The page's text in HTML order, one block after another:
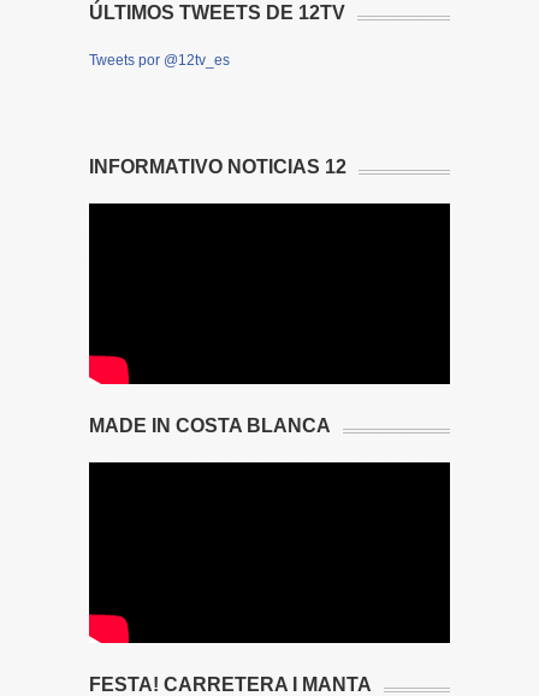
ÚLTIMOS TWEETS DE 12TV
Tweets por @12tv_es
INFORMATIVO NOTICIAS 12
MADE IN COSTA BLANCA
FESTA! CARRETERA I MANTA